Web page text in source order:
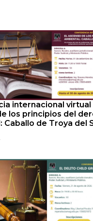
internacional virtual
los principios del
Caballo de Troya del